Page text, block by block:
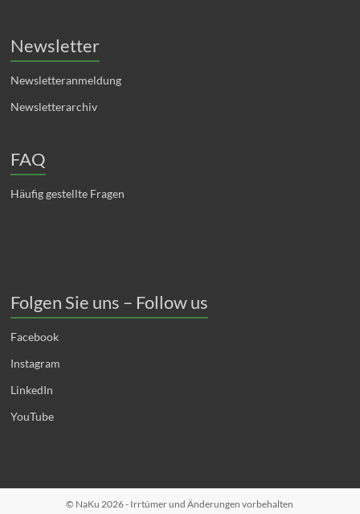
Newsletter
Newsletteranmeldung
Newsletterarchiv
FAQ
Häufig gestellte Fragen
Folgen Sie uns – Follow us
Facebook
Instagram
LinkedIn
YouTube
© NaKu 2026 - Irrtümer und Änderungen vorbehalten